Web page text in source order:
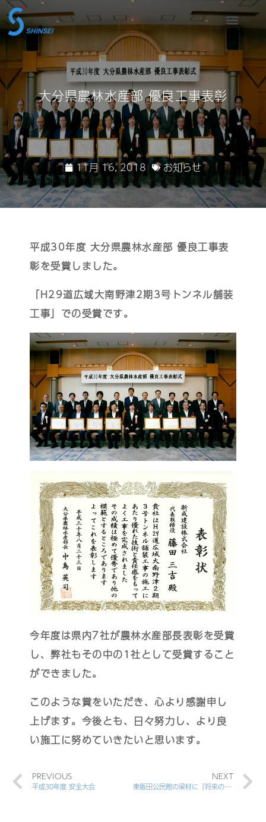
大分県農林水産部 優良工事表彰
11月 16, 2018 お知らせ
平成30年度 大分県農林水産部 優良工事表
彰を受賞しました。
「H29道広域大南野津2期3号トンネル舗装
工事」での受賞です。
今年度は県内7社が農林水産部長表彰を受賞
し、弊社もその中の1社として受賞すること
ができました。
このような賞をいただき、心より感謝申し
上げます。今後とも、日々努力し、より良
い施工に努めていきたいと思います。
PREVIOUS
平成30年度 安全大会
NEXT
東飯田公民館の梁材に『将来の夢』